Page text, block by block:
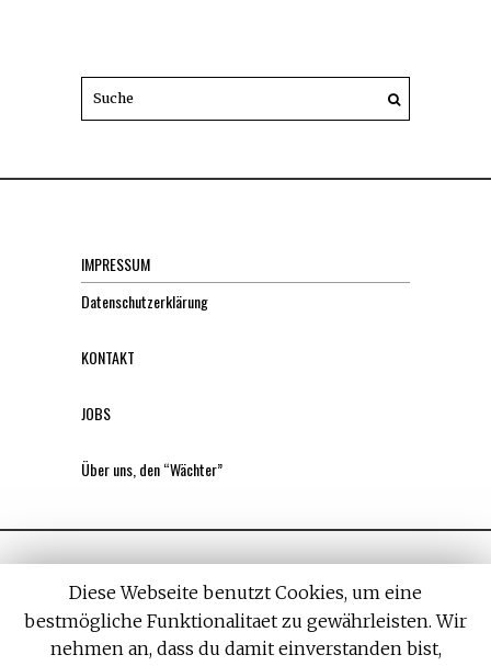
IMPRESSUM
Datenschutzerklärung
KONTAKT
JOBS
Über uns, den “Wächter”
Diese Webseite benutzt Cookies, um eine
bestmögliche Funktionalitaet zu gewährleisten. Wir
nehmen an, dass du damit einverstanden bist,